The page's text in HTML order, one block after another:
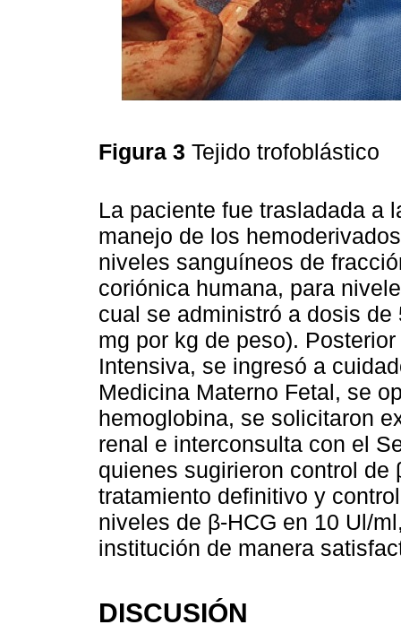
Figura 3 Tejido trofoblástico
La paciente fue trasladada a
manejo de los
niveles sanguíneos de
coriónica humana, para
cual se administró a dosis
mg por kg de peso).
Intensiva, se ingresó a
Medicina Materno Fetal, se
hemoglobina, se solicitaron
renal e interconsulta con el
quienes sugirieron control de
tratamiento definitivo y
niveles de β-HCG en 10 Ul/
institución de manera
DISCUSIÓN